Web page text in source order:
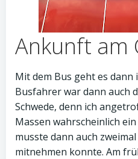
Ankunft am
Mit dem Bus geht es dann
Busfahrer war dann auch
Schwede, denn ich
Massen wahrscheinlich
musste dann auch
mitnehmen konnte. Am